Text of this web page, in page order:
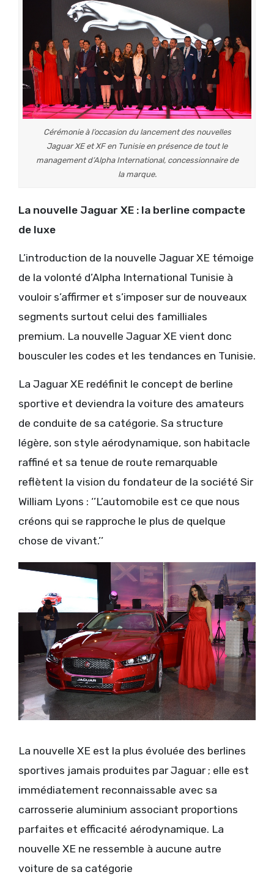
Cérémonie à l’occasion du lancement des nouvelles
Jaguar XE et XF en Tunisie en présence de tout le
management d’Alpha International, concessionnaire de
la marque.
La nouvelle Jaguar XE : la berline compacte
de luxe
L’introduction de la nouvelle Jaguar XE témoige
de la volonté d’Alpha International Tunisie à
vouloir s’affirmer et s’imposer sur de nouveaux
segments surtout celui des familliales
premium. La nouvelle Jaguar XE vient donc
bousculer les codes et les tendances en Tunisie.
La Jaguar XE redéfinit le concept de berline
sportive et deviendra la voiture des amateurs
de conduite de sa catégorie. Sa structure
légère, son style aérodynamique, son habitacle
raffiné et sa tenue de route remarquable
reflètent la vision du fondateur de la société Sir
William Lyons : ‘’L’automobile est ce que nous
créons qui se rapproche le plus de quelque
chose de vivant.’’
La nouvelle XE est la plus évoluée des berlines
sportives jamais produites par Jaguar ; elle est
immédiatement reconnaissable avec sa
carrosserie aluminium associant proportions
parfaites et efficacité aérodynamique. La
nouvelle XE ne ressemble à aucune autre
voiture de sa catégorie